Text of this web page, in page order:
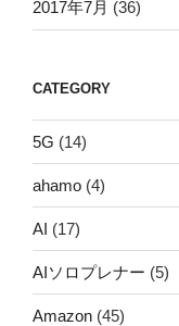
2017年7月 (36)
CATEGORY
5G (14)
ahamo (4)
AI (17)
AIソロプレナー (5)
Amazon (45)